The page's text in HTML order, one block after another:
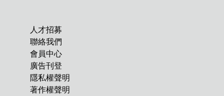
人才招募
聯絡我們
會員中心
廣告刊登
隱私權聲明
著作權聲明